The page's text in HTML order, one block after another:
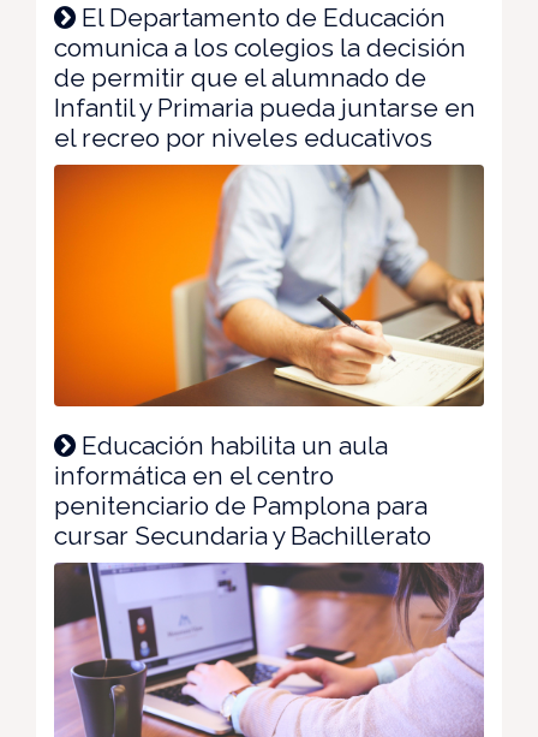
El Departamento de Educación
comunica a los colegios la decisión
de permitir que el alumnado de
Infantil y Primaria pueda juntarse en
el recreo por niveles educativos
Educación habilita un aula
informática en el centro
penitenciario de Pamplona para
cursar Secundaria y Bachillerato